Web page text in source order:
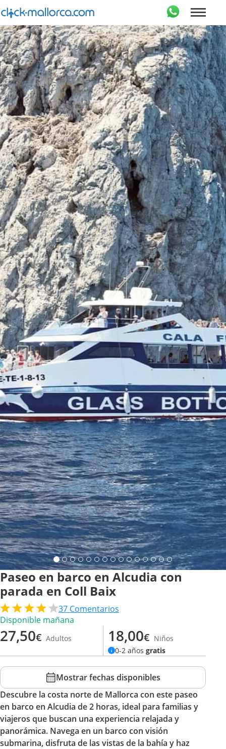
Paseo en barco en Alcudia con
parada en Coll Baix
37 Comentarios
Disponible mañana
27,50€ Adultos 18,00€ Niños
0-2 años gratis
Mostrar fechas disponibles
Descubre la costa norte de Mallorca con este paseo
en barco en Alcudia de 2 horas, ideal para familias y
viajeros que buscan una experiencia relajada y
panorámica. Navega en un barco con visión
submarina, disfruta de las vistas de la bahía y haz